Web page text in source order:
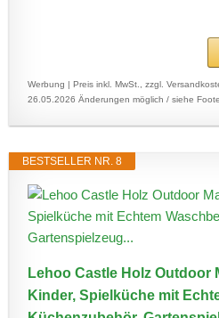
Werbung | Preis inkl. MwSt., zzgl.
26.05.2026 Änderungen möglich / siehe
BESTSELLER NR. 8
Lehoo Castle Holz Outdoor
Kinder, Spielküche mit